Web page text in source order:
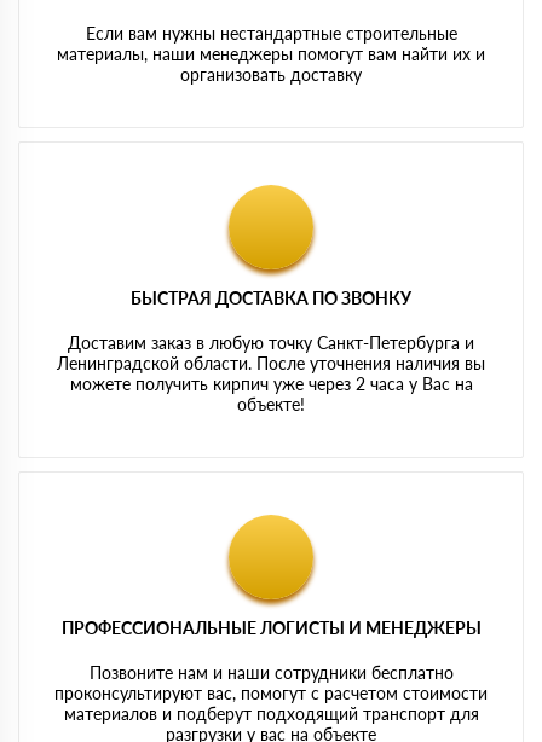
Если вам нужны нестандартные строительные
материалы, наши менеджеры помогут вам найти их и
организовать доставку
БЫСТРАЯ ДОСТАВКА ПО ЗВОНКУ
Доставим заказ в любую точку Санкт-Петербурга и
Ленинградской области. После уточнения наличия вы
можете получить кирпич уже через 2 часа у Вас на
объекте!
ПРОФЕССИОНАЛЬНЫЕ ЛОГИСТЫ И МЕНЕДЖЕРЫ
Позвоните нам и наши сотрудники бесплатно
проконсультируют вас, помогут с расчетом стоимости
материалов и подберут подходящий транспорт для
разгрузки у вас на объекте